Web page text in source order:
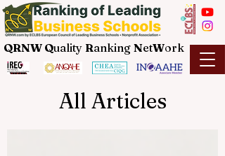
QRNW Quality Ranking NetWork
All Articles